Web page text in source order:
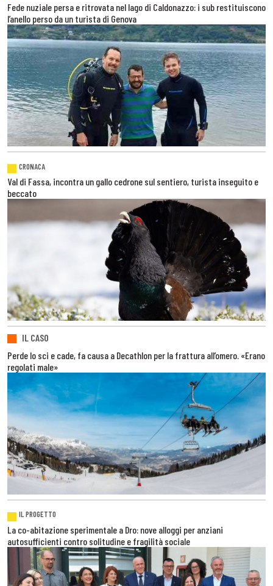
Fede nuziale persa e ritrovata nel lago di Caldonazzo: i sub restituiscono
l’anello perso da un turista di Genova
CRONACA
Val di Fassa, incontra un gallo cedrone sul sentiero, turista inseguito e
beccato
IL CASO
Perde lo sci e cade, fa causa a Decathlon per la frattura all’omero. «Erano
regolati male»
IL PROGETTO
La co-abitazione sperimentale a Dro: nove alloggi per anziani
autosufficienti contro solitudine e fragilità sociale